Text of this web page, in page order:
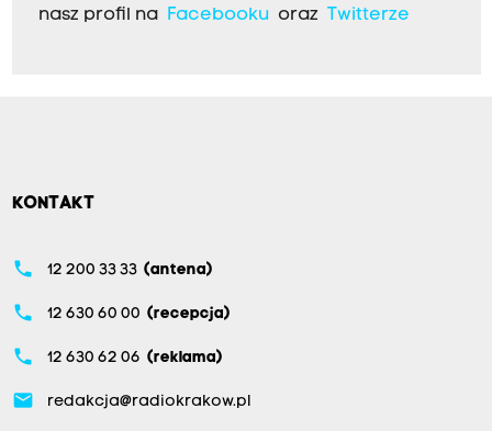
nasz profil na Facebookuoraz Twitterze
KONTAKT
phone 12 200 33 33 (antena)
phone 12 630 60 00 (recepcja)
phone 12 630 62 06 (reklama)
email redakcja@radiokrakow.pl